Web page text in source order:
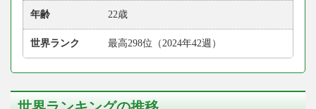
年齢 22歳
世界ランク 最高298位（2024年42週）